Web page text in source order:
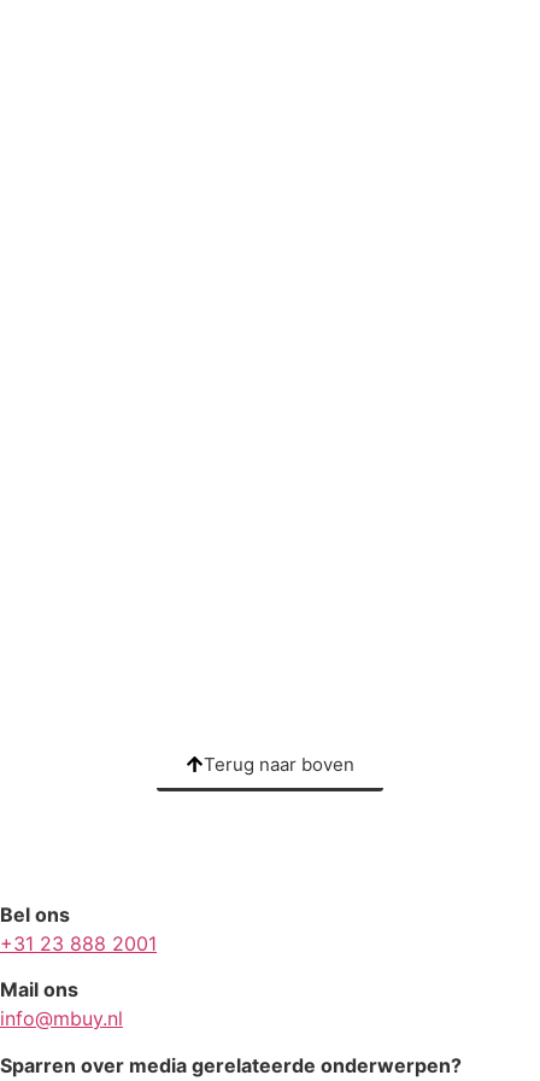
Terug naar boven
Bel ons
+31 23 888 2001
Mail ons
info@mbuy.nl
Sparren over media gerelateerde onderwerpen?